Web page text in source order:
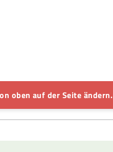
oben auf der Seite ändern.